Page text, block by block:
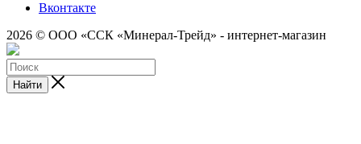
Вконтакте
2026 © ООО «ССК «Минерал-Трейд» - интернет-магазин
Найти